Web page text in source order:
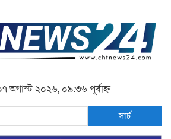
অগাস্ট ২০২৬, ০৯:৩৬ পূর্বাহ্ন
সার্চ